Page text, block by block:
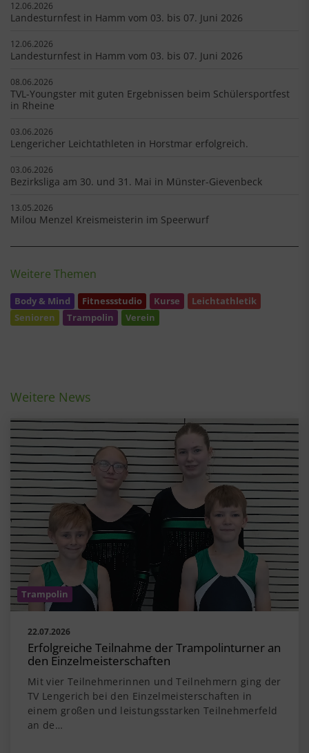
12.06.2026
Landesturnfest in Hamm vom 03. bis 07. Juni 2026
12.06.2026
Landesturnfest in Hamm vom 03. bis 07. Juni 2026
08.06.2026
TVL-Youngster mit guten Ergebnissen beim Schülersportfest
in Rheine
03.06.2026
Lengericher Leichtathleten in Horstmar erfolgreich.
03.06.2026
Bezirksliga am 30. und 31. Mai in Münster-Gievenbeck
13.05.2026
Milou Menzel Kreismeisterin im Speerwurf
Weitere Themen
Body & Mind Fitnessstudio Kurse
Leichtathletik
Senioren
Trampolin Verein
Weitere News
Trampolin
22.07.2026
Erfolgreiche Teilnahme der Trampolinturner an
den Einzelmeisterschaften
Mit vier Teilnehmerinnen und Teilnehmern ging der
TV Lengerich bei den Einzelmeisterschaften in
einem großen und leistungsstarken Teilnehmerfeld
an de…